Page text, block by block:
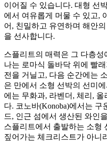
이어질 수 있습니다. 대형 선
에서 여유롭게 머물 수 있고,
어, 친밀하고 유연하며 해안
을 선사합니다.
스플리트의 매력은 그 다층성
나는 로마식 돌바닥 위에 빨
전을 거닐고, 다음 순간에는
은 만에서 소형 선박의 선미
에는 무화과, 라벤더, 체리,
다. 코노바(Konoba)에서는 구
드, 인근 섬에서 생산된 와인
스플리트에서 출발하는 소형
짚어가는 체크리스트가 아니